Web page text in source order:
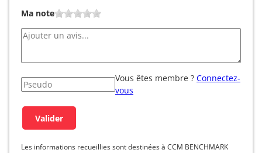
Ma note
Vous êtes membre ? Connectez-
vous
Les informations recueillies sont destinées à CCM BENCHMARK